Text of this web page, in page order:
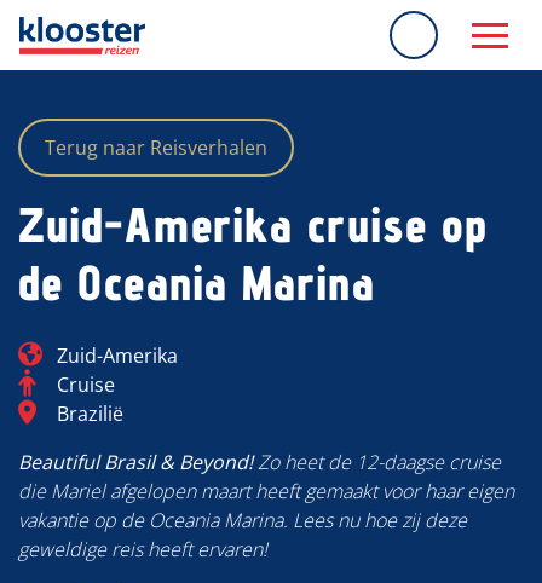
overslaan
Terug naar Reisverhalen
Zuid-Amerika cruise op
de Oceania Marina
Blog_field_Bestemming
Brazilië
Categorie
Cruise
Blog_field_Continent
Zuid-Amerika
Beautiful Brasil & Beyond!Zo heet de 12-daagse cruise
die Mariel afgelopen maart heeft gemaakt voor haar eigen
vakantie op de Oceania Marina. Lees nu hoe zij deze
geweldige reis heeft ervaren!